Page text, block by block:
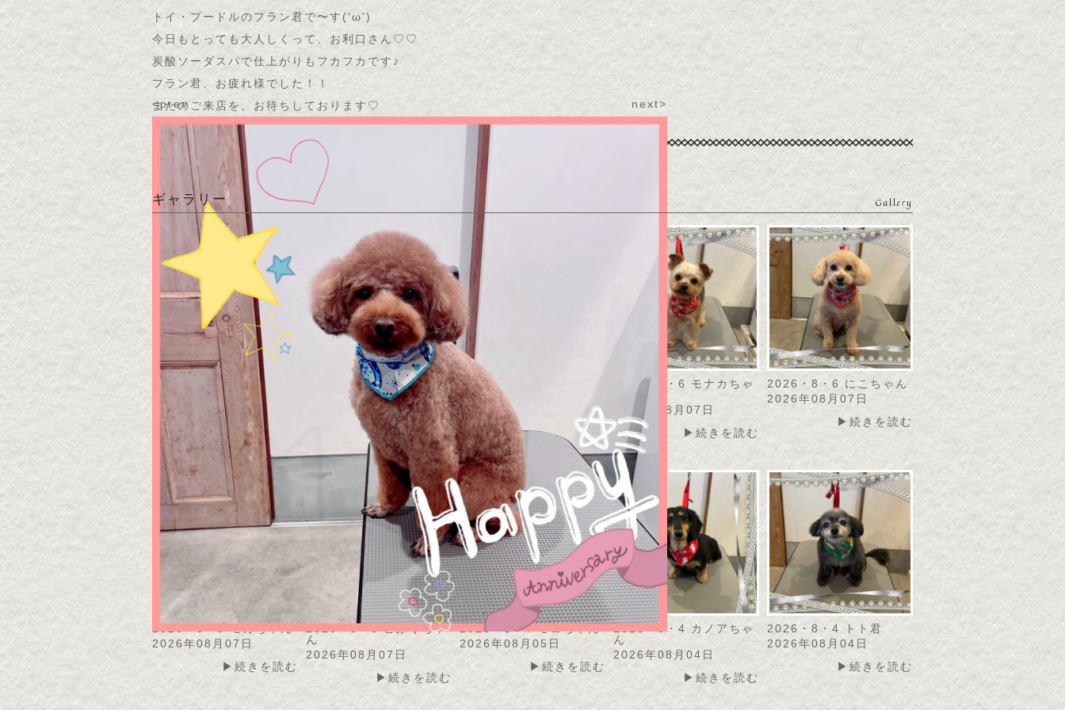
トイ・プードルのフラン君で〜す(‘ω’)
今日もとっても大人しくって、お利口さん♡♡
炭酸ソーダスパで仕上がりもフカフカです♪
フラン君、お疲れ様でした！！
またのご来店を、お待ちしております♡
<prev next>
ギャラリー Gallery
2026・8・8 チョコちゃ
ん
2026年08月08日
▶続きを読む
2026・8・7 うずらちゃ
2026年08月07日
▶続きを読む
2026・8・7 アメリちゃ
ん
2026年08月07日
▶続きを読む
2026・8・6 モナカちゃ
2026年08月07日
▶続きを読む
2026・8・6 にこちゃん
2026年08月07日
▶続きを読む
2026年08月07日
▶続きを読む
2026・8・6 こふくちゃ
ん
2026年08月07日
▶続きを読む
2026・8・4 モコちゃん
2026年08月05日
▶続きを読む
2026・8・4 カノアちゃ
ん
2026年08月04日
▶続きを読む
2026・8・4 トト君
2026年08月04日
▶続きを読む